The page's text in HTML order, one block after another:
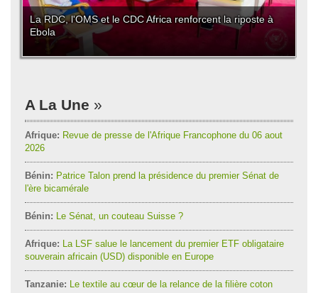
La RDC, l'OMS et le CDC Africa renforcent la riposte à
Ebola
A La Une
Afrique: Revue de presse de l'Afrique Francophone du 06 aout
2026
Bénin: Patrice Talon prend la présidence du premier Sénat de
l'ère bicamérale
Bénin: Le Sénat, un couteau Suisse ?
Afrique: La LSF salue le lancement du premier ETF obligataire
souverain africain (USD) disponible en Europe
Tanzanie: Le textile au cœur de la relance de la filière coton